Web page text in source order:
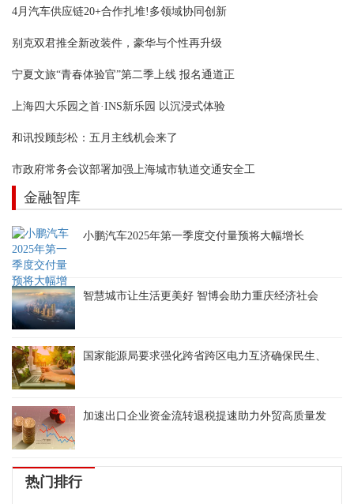
4月汽车供应链20+合作扎堆!多领域协同创新
别克双君推全新改装件，豪华与个性再升级
宁夏文旅“青春体验官”第二季上线 报名通道正
上海四大乐园之首·INS新乐园 以沉浸式体验
和讯投顾彭松：五月主线机会来了
市政府常务会议部署加强上海城市轨道交通安全工
金融智库
小鹏汽车2025年第一季度交付量预将大幅增长
智慧城市让生活更美好 智博会助力重庆经济社会
国家能源局要求强化跨省跨区电力互济确保民生、
加速出口企业资金流转退税提速助力外贸高质量发
热门排行